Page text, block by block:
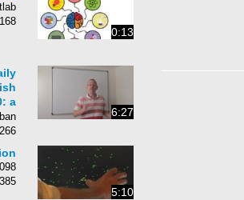
0:13
1168 مشاهده
6:27
a
for
1266 مشاهده
5:10
1385 مشاهده